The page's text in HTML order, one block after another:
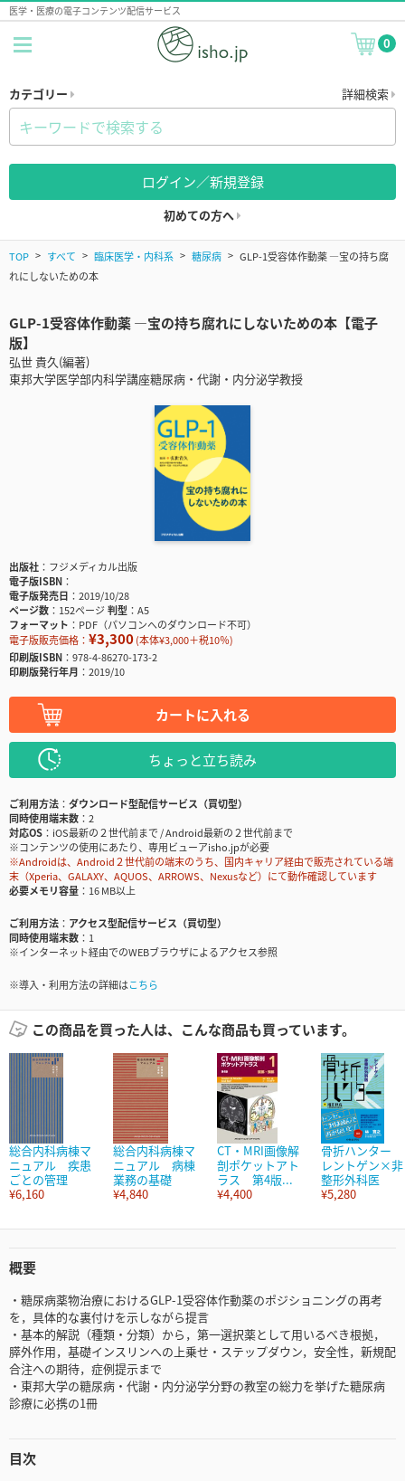
医学・医療の電子コンテンツ配信サービス
0
カテゴリー 詳細検索
ログイン／新規登録
初めての方へ
TOP すべて 臨床医学・内科系 糖尿病
GLP-1受容体作動薬 ―宝の持ち腐
れにしないための本
GLP-1受容体作動薬 ―宝の持ち腐れにしないための本【電子
版】
弘世 貴久(編著)
東邦大学医学部内科学講座糖尿病・代謝・内分泌学教授
出版社
フジメディカル出版
電子版ISBN
電子版発売日
2019/10/28
ページ数
152ページ判型
A5
フォーマット
PDF（パソコンへのダウンロード不可）
電子版販売価格： ¥3,300(本体¥3,000＋税10％)
印刷版ISBN
978-4-86270-173-2
印刷版発行年月
2019/10
カートに入れる
ちょっと立ち読み
ご利用方法
ダウンロード型配信サービス（買切型）
同時使用端末数
2
対応OS
iOS最新の２世代前まで / Android最新の２世代前まで
※コンテンツの使用にあたり、専用ビューアisho.jpが必要
※Androidは、Android２世代前の端末のうち、国内キャリア経由で販売されている端
末（Xperia、GALAXY、AQUOS、ARROWS、Nexusなど）にて動作確認しています
必要メモリ容量
16 MB以上
ご利用方法
アクセス型配信サービス（買切型）
同時使用端末数
1
※インターネット経由でのWEBブラウザによるアクセス参照
※導入・利用方法の詳細はこちら
この商品を買った人は、こんな商品も買っています。
総合内科病棟マ
ニュアル 疾患
ごとの管理
¥6,160
総合内科病棟マ
ニュアル 病棟
業務の基礎
¥4,840
CT・MRI画像解
剖ポケットアト
ラス 第4版...
¥4,400
骨折ハンター
レントゲン×非
整形外科医
¥5,280
概要
・糖尿病薬物治療におけるGLP-1受容体作動薬のポジショニングの再考
を，具体的な裏付けを示しながら提言
・基本的解説（種類・分類）から，第一選択薬として用いるべき根拠，
膵外作用，基礎インスリンへの上乗せ・ステップダウン，安全性，新規配
合注への期待，症例提示まで
・東邦大学の糖尿病・代謝・内分泌学分野の教室の総力を挙げた糖尿病
診療に必携の1冊
目次